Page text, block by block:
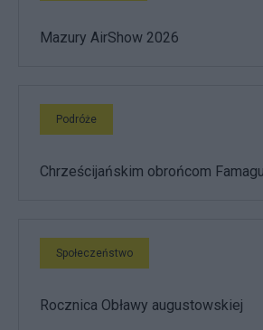
Mazury AirShow 2026
Podróże
Chrześcijańskim obrońcom
Społeczeństwo
Rocznica Obławy augustowskiej